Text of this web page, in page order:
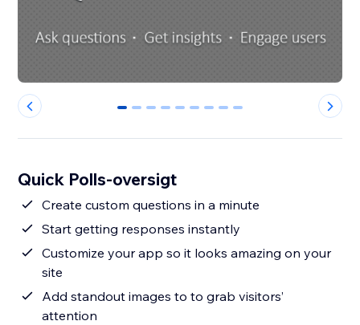
0 1 2 3 4 5 6 7 8
Quick Polls-oversigt
Create custom questions in a minute
Start getting responses instantly
Customize your app so it looks amazing on your
site
Add standout images to to grab visitors’
attention